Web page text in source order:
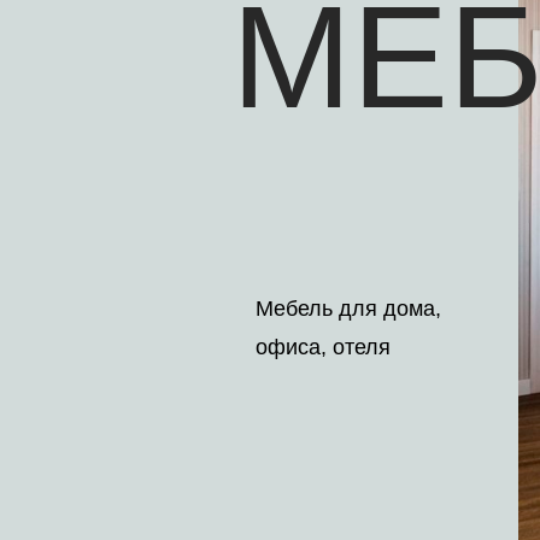
Мебель для дома,
офиса, отеля